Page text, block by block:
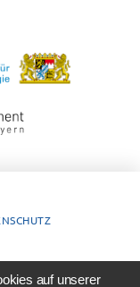
auf unserer